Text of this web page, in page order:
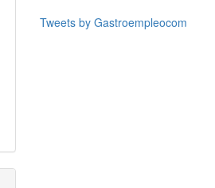
Tweets by Gastroempleocom